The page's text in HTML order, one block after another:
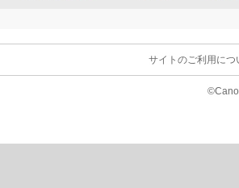
サイトのご利用につ